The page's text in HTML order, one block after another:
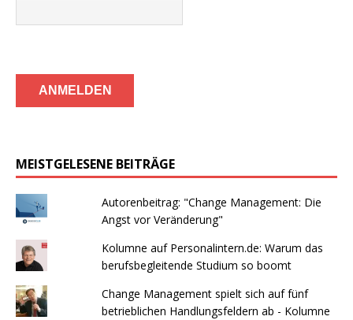
MEISTGELESENE BEITRÄGE
Autorenbeitrag: "Change Management: Die
Angst vor Veränderung"
Kolumne auf Personalintern.de: Warum das
berufsbegleitende Studium so boomt
Change Management spielt sich auf fünf
betrieblichen Handlungsfeldern ab - Kolumne